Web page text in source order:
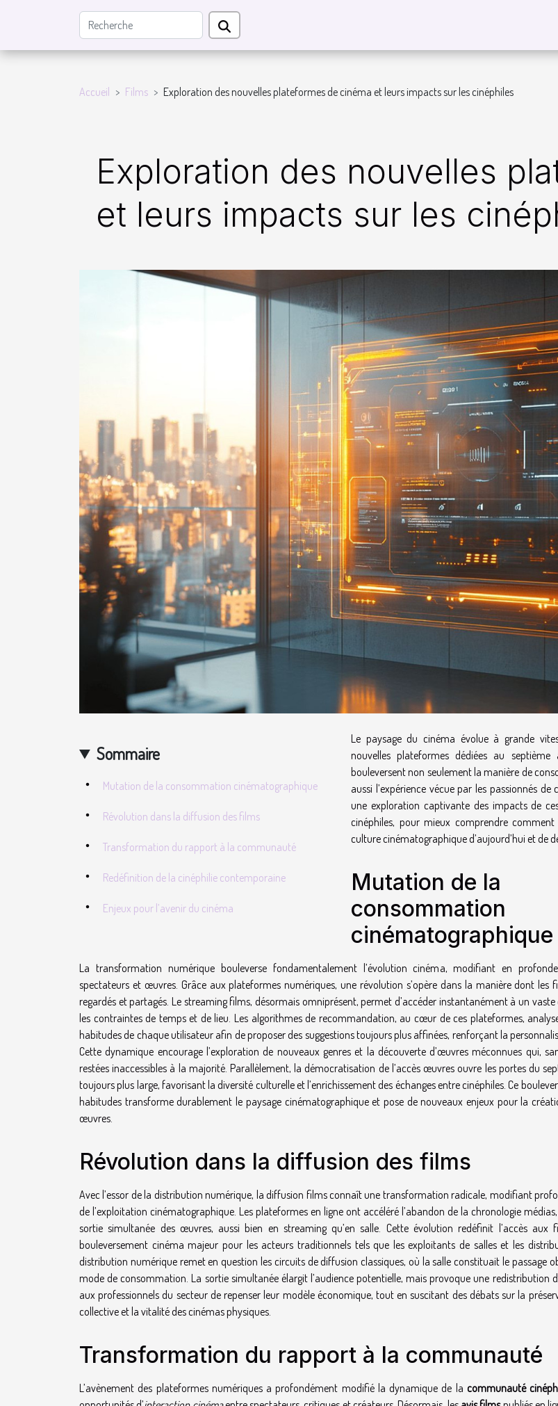
Accueil Films Exploration des nouvelles plateformes de cinéma et leurs impacts sur les cinéphiles
Exploration des nouvelles
et leurs impacts sur les
Sommaire
Mutation de la consommation cinématographique
Révolution dans la diffusion des films
Transformation du rapport à la communauté
Redéfinition de la cinéphilie contemporaine
Enjeux pour l’avenir du cinéma
Le paysage du cinéma évolue à grande
nouvelles plateformes dédiées au septième
bouleversent non seulement la manière de
aussi l’expérience vécue par les passionnés de
une exploration captivante des impacts de
cinéphiles, pour mieux comprendre comment
culture cinématographique d’aujourd’hui et de
Mutation de la
consommation
cinématographique
La transformation numérique bouleverse fondamentalement l’évolution cinéma, modifiant en
spectateurs et œuvres. Grâce aux plateformes numériques, une révolution s’opère dans la manière dont les
regardés et partagés. Le streaming films, désormais omniprésent, permet d’accéder instantanément à un
les contraintes de temps et de lieu. Les algorithmes de recommandation, au cœur de ces plateformes,
habitudes de chaque utilisateur afin de proposer des suggestions toujours plus affinées, renforçant la
Cette dynamique encourage l’exploration de nouveaux genres et la découverte d’œuvres méconnues qui,
restées inaccessibles à la majorité. Parallèlement, la démocratisation de l’accès œuvres ouvre les portes du
toujours plus large, favorisant la diversité culturelle et l’enrichissement des échanges entre cinéphiles. Ce
habitudes transforme durablement le paysage cinématographique et pose de nouveaux enjeux pour la
œuvres.
Révolution dans la diffusion des films
Avec l’essor de la distribution numérique, la diffusion films connaît une transformation radicale, modifiant
de l’exploitation cinématographique. Les plateformes en ligne ont accéléré l’abandon de la chronologie
sortie simultanée des œuvres, aussi bien en streaming qu’en salle. Cette évolution redéfinit l’accès aux
bouleversement cinéma majeur pour les acteurs traditionnels tels que les exploitants de salles et les
distribution numérique remet en question les circuits de diffusion classiques, où la salle constituait le passage
mode de consommation. La sortie simultanée élargit l’audience potentielle, mais provoque une redistribution
aux professionnels du secteur de repenser leur modèle économique, tout en suscitant des débats sur la
collective et la vitalité des cinémas physiques.
Transformation du rapport à la communauté
L’avènement des plateformes numériques a profondément modifié la dynamique de la communauté